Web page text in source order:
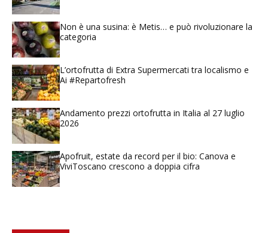
Non è una susina: è Metis… e può rivoluzionare la
categoria
L’ortofrutta di Extra Supermercati tra localismo e
Ai #Repartofresh
Andamento prezzi ortofrutta in Italia al 27 luglio
2026
Apofruit, estate da record per il bio: Canova e
ViviToscano crescono a doppia cifra